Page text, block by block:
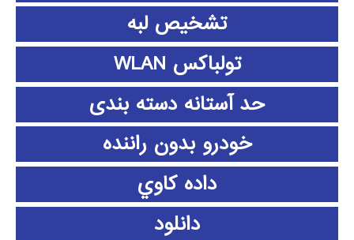
تشخیص لبه
تولباکس WLAN
حد آستانه دسته بندی
خودرو بدون راننده
داده كاوي
دانلود